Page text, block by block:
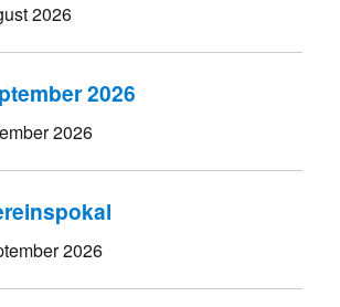
2026
2026
2026
2026